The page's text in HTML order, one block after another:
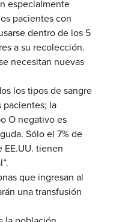
especialmente
pacientes con
dentro de los 5
a su recolección.
necesitan nuevas
los tipos de sangre
pacientes; la
O negativo es
Sólo el 7% de
EE.UU. tienen
que ingresan al
una transfusión